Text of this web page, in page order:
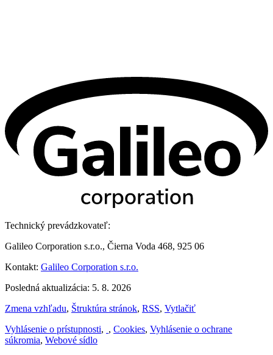
Technický prevádzkovateľ:
Galileo Corporation s.r.o., Čierna Voda 468, 925 06
Kontakt: Galileo Corporation s.r.o.
Posledná aktualizácia: 5. 8. 2026
Zmena vzhľadu, Štruktúra stránok, RSS, Vytlačiť
Vyhlásenie o prístupnosti, , Cookies, Vyhlásenie o ochrane
súkromia, Webové sídlo